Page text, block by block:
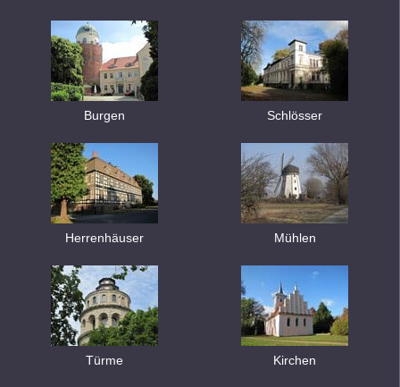
Burgen Schlösser
Herrenhäuser Mühlen
Türme Kirchen